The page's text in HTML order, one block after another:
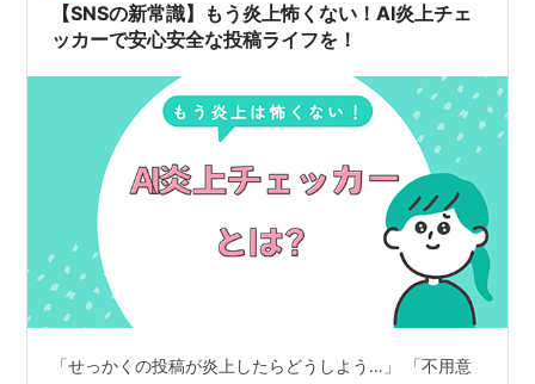
【SNSの新常識】もう炎上怖くない！AI炎上チェ
ッカーで安心安全な投稿ライフを！
「せっかくの投稿が炎上したらどうしよう…」 「不用意